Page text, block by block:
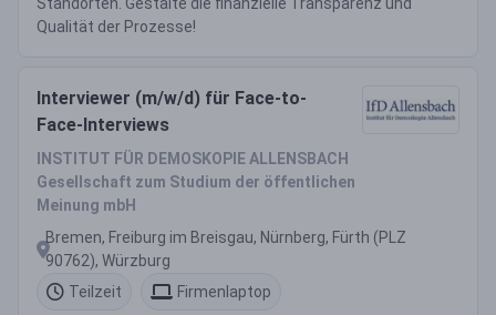
Qualität der Prozesse!
Interviewer (m/w/d) für Face-to-
Face-Interviews
INSTITUT FÜR DEMOSKOPIE ALLENSBACH
Gesellschaft zum Studium der öffentlichen
Meinung mbH
Bremen, Freiburg im Breisgau, Nürnberg, Fürth (PLZ
90762), Würzburg
Teilzeit
Firmenlaptop